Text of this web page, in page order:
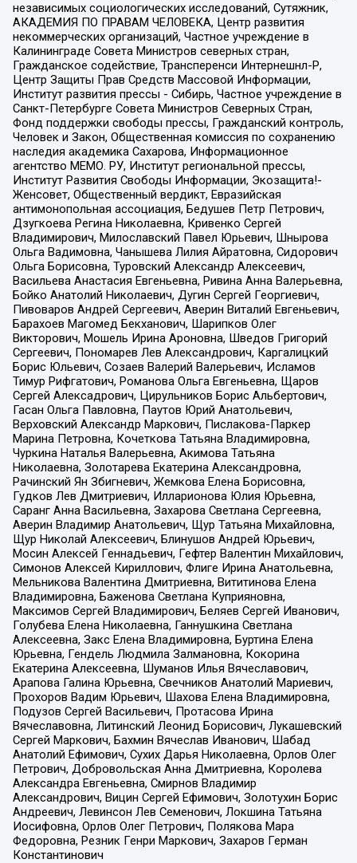
независимых социологических исследований, Сутяжник,
АКАДЕМИЯ ПО ПРАВАМ ЧЕЛОВЕКА, Центр развития
некоммерческих организаций, Частное учреждение в
Калининграде Совета Министров северных стран,
Гражданское содействие, Трансперенси Интернешнл-Р,
Центр Защиты Прав Средств Массовой Информации,
Институт развития прессы - Сибирь, Частное учреждение в
Санкт-Петербурге Совета Министров Северных Стран,
Фонд поддержки свободы прессы, Гражданский контроль,
Человек и Закон, Общественная комиссия по сохранению
наследия академика Сахарова, Информационное
агентство МЕМО. РУ, Институт региональной прессы,
Институт Развития Свободы Информации, Экозащита!-
Женсовет, Общественный вердикт, Евразийская
антимонопольная ассоциация, Бедушев Петр Петрович,
Дзугкоева Регина Николаевна, Кривенко Сергей
Владимирович, Милославский Павел Юрьевич, Шнырова
Ольга Вадимовна, Чанышева Лилия Айратовна, Сидорович
Ольга Борисовна, Туровский Александр Алексеевич,
Васильева Анастасия Евгеньевна, Ривина Анна Валерьевна,
Бойко Анатолий Николаевич, Дугин Сергей Георгиевич,
Пивоваров Андрей Сергеевич, Аверин Виталий Евгеньевич,
Барахоев Магомед Бекханович, Шарипков Олег
Викторович, Мошель Ирина Ароновна, Шведов Григорий
Сергеевич, Пономарев Лев Александрович, Каргалицкий
Борис Юльевич, Созаев Валерий Валерьевич, Исламов
Тимур Рифгатович, Романова Ольга Евгеньевна, Щаров
Сергей Алексадрович, Цирульников Борис Альбертович,
Гасан Ольга Павловна, Паутов Юрий Анатольевич,
Верховский Александр Маркович, Пислакова-Паркер
Марина Петровна, Кочеткова Татьяна Владимировна,
Чуркина Наталья Валерьевна, Акимова Татьяна
Николаевна, Золотарева Екатерина Александровна,
Рачинский Ян Збигневич, Жемкова Елена Борисовна,
Гудков Лев Дмитриевич, Илларионова Юлия Юрьевна,
Саранг Анна Васильевна, Захарова Светлана Сергеевна,
Аверин Владимир Анатольевич, Щур Татьяна Михайловна,
Щур Николай Алексеевич, Блинушов Андрей Юрьевич,
Мосин Алексей Геннадьевич, Гефтер Валентин Михайлович,
Симонов Алексей Кириллович, Флиге Ирина Анатольевна,
Мельникова Валентина Дмитриевна, Вититинова Елена
Владимировна, Баженова Светлана Куприяновна,
Максимов Сергей Владимирович, Беляев Сергей Иванович,
Голубева Елена Николаевна, Ганнушкина Светлана
Алексеевна, Закс Елена Владимировна, Буртина Елена
Юрьевна, Гендель Людмила Залмановна, Кокорина
Екатерина Алексеевна, Шуманов Илья Вячеславович,
Арапова Галина Юрьевна, Свечников Анатолий Мариевич,
Прохоров Вадим Юрьевич, Шахова Елена Владимировна,
Подузов Сергей Васильевич, Протасова Ирина
Вячеславовна, Литинский Леонид Борисович, Лукашевский
Сергей Маркович, Бахмин Вячеслав Иванович, Шабад
Анатолий Ефимович, Сухих Дарья Николаевна, Орлов Олег
Петрович, Добровольская Анна Дмитриевна, Королева
Александра Евгеньевна, Смирнов Владимир
Александрович, Вицин Сергей Ефимович, Золотухин Борис
Андреевич, Левинсон Лев Семенович, Локшина Татьяна
Иосифовна, Орлов Олег Петрович, Полякова Мара
Федоровна, Резник Генри Маркович, Захаров Герман
Константинович